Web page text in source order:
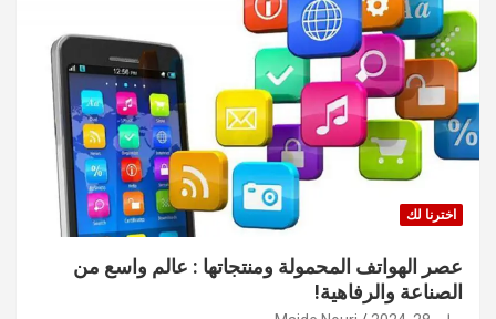
اخترنا لك
عصر الهواتف المحمولة ومنتجاتها : عالم واسع من
الصناعة والرفاهية!